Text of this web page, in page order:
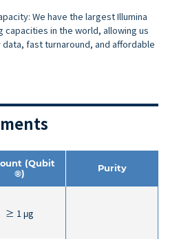
We have the largest Illumina
capacities in the world, allowing us
fast turnaround, and affordable
(Qubit
®)
Purity
≥ 1 μg